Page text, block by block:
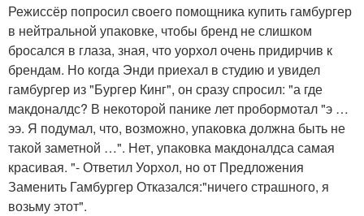
Режиссёр попросил своего помощника купить гамбургер
в нейтральной упаковке, чтобы бренд не слишком
бросался в глаза, зная, что уорхол очень придирчив к
брендам. Но когда Энди приехал в студию и увидел
гамбургер из "Бургер Кинг", он сразу спросил: "а где
макдоналдс? В некоторой панике лет пробормотал "э …
ээ. Я подумал, что, возможно, упаковка должна быть не
такой заметной …". Нет, упаковка макдоналдса самая
красивая. "- Ответил Уорхол, но от Предложения
Заменить Гамбургер Отказался:"ничего страшного, я
возьму этот".